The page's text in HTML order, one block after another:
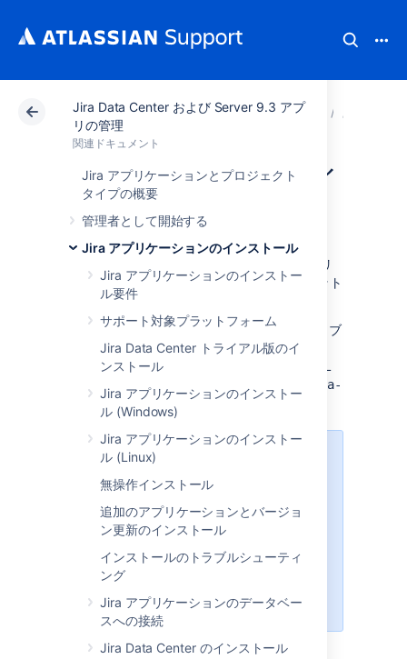
Jira Data Center および Server 9.3 アプ
リの管理
関連ドキュメント
Jira アプリケーションとプロジェクト
タイプの概要
管理者として開始する
Jira アプリケーションのインストール
Jira アプリケーションのインストー
ル要件
サポート対象プラットフォーム
Jira Data Center トライアル版のイ
ンストール
Jira アプリケーションのインストー
ル (Windows)
Jira アプリケーションのインストー
ル (Linux)
無操作インストール
追加のアプリケーションとバージョ
ン更新のインストール
インストールのトラブルシューティ
ング
Jira アプリケーションのデータベー
スへの接続
Jira Data Center のインストール
アトラシアン サポート 関連ドキュメント
セットアップ ウィ
ザードの実行
Jira セットアップ ウィザードでは、Jira アプリ
を評価とデモ用、または本番とテスト用にセット
アップできます。
開始するには、Jira アプリの インストール
後、ブ
ラウザで新しい Jira アプリにアクセスします。
既定のポートを使用している場合は、次の URL
でサーバーにアクセスできます:
http://<jira-
server-name>:8080
。
JIRA アプリケーション セットアッ
プ ウィザードは、JIRA アプリケー
ションをインストールした後に一度
だけ表示されます。一度完了する
と、再度実行することはできませ
ん。しかし、JIRA セットアップ ウ
ィザードで設定されるすべての設定
ます。